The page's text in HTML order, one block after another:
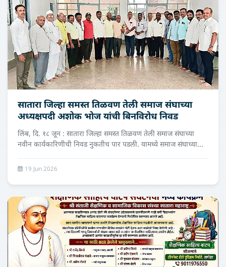
सातारा जिल्हा समस्त तिळवण तेली समाज संघाच्या
अध्यक्षपदी अशोक भोज यांची बिनविरोध निवड
लिंब, दि. १८ जून : सातारा जिल्हा समस्त तिळवण तेली समाज संघाच्या
नवीन कार्यकारिणीची निवड नुकतीच पार पडली. यामध्ये समाज संघाच्या...
19 Jun 2026